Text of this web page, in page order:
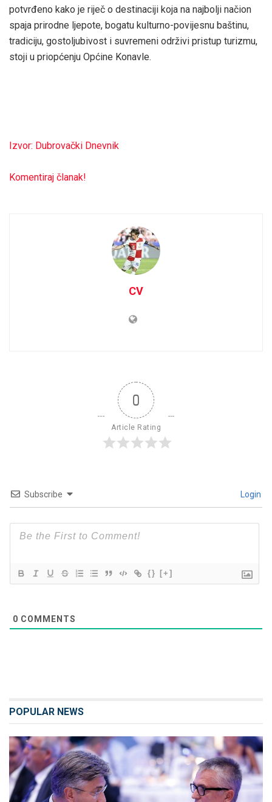
potvrđeno kako je riječ o destinaciji koja na najbolji načion
spaja prirodne ljepote, bogatu kulturno-povijesnu baštinu,
tradiciju, gostoljubivost i suvremeni održivi pristup turizmu,
stoji u priopćenju Općine Konavle.
Izvor: Dubrovački Dnevnik
Komentiraj članak!
CV
0
Article Rating
Subscribe Login
{} [+]
0 COMMENTS
POPULAR NEWS